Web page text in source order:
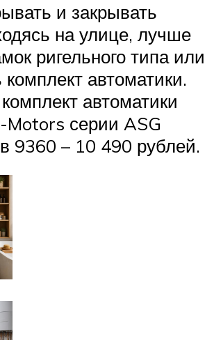
и закрывать
на улице, лучше
ригельного типа или
комплект автоматики.
автоматики
серии ASG
9360 – 10 490 рублей.